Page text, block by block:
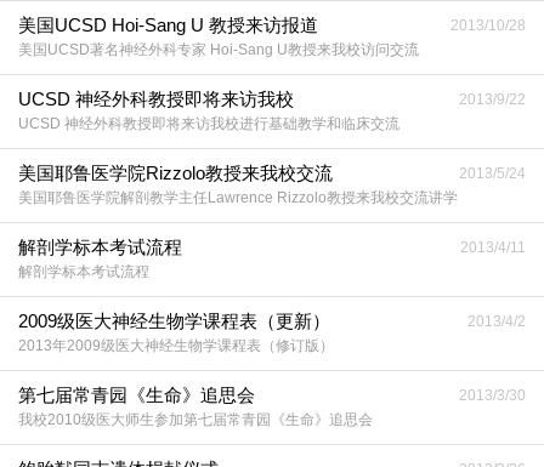
2013/10/28
美国UCSD Hoi-Sang U 教授来访报道
美国UCSD著名神经外科专家 Hoi-Sang U教授来我校访问交流
2013/9/22
UCSD 神经外科教授即将来访我校
UCSD 神经外科教授即将来访我校进行基础教学和临床交流
2013/5/24
美国耶鲁医学院Rizzolo教授来我校交流
美国耶鲁医学院解剖教学主任Lawrence Rizzolo教授来我校交流讲学
2013/4/11
解剖学标本考试流程
解剖学标本考试流程
2013/4/2
2009级医大神经生物学课程表（更新）
2013年2009级医大神经生物学课程表（修订版）
2013/3/30
第七届常青园《生命》追思会
我校2010级医大师生参加第七届常青园《生命》追思会